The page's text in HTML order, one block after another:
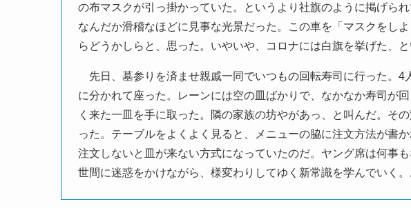
の布マスクが引っ掛かっていた。というより社旗のように掲げら
なんだか滑稽なほどに見事な光景だった。この車を「マスクをし
らどうかしらと、思った。いやいや、コロナには白旗を挙げた、と
先日、墓参りを済ませ親戚一同でいつもの回転寿司に行った。4
に分かれて座った。レーンには空の皿ばかりで、なかなか寿司が
く来た一皿を手に取った。隣の家族の坊やがあっ、と叫んだ。そ
った。テーブルをよくよく見ると、メニューの脇に注文方法が書
注文しないと皿が来ない方式になっていたのだ。ヤング席は何事
世間に迷惑をかけながら、様変わりしてゆく新常識を学んでいく